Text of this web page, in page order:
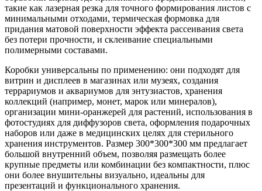
такие как лазерная резка для точного формирования листов с
минимальными отходами, термическая формовка для
придания матовой поверхности эффекта рассеивания света
без потери прочности, и склеивание специальными
полимерными составами.
Коробки универсальны по применению: они подходят для
витрин и дисплеев в магазинах или музеях, создания
террариумов и аквариумов для энтузиастов, хранения
коллекций (например, монет, марок или минералов),
организации мини-оранжерей для растений, использования в
фотостудиях для диффузоров света, оформления подарочных
наборов или даже в медицинских целях для стерильного
хранения инструментов. Размер 300*300*300 мм предлагает
большой внутренний объем, позволяя размещать более
крупные предметы или комбинации без компактности, плюс
они более внушительны визуально, идеальны для
презентаций и функционального хранения.